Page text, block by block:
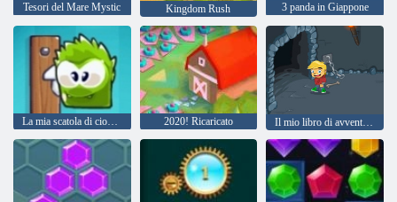
Tesori del Mare Mystic Kingdom Rush 3 panda in Giappone
La mia scatola di cioccolatini 2020! Ricaricato Il mio libro di avventura 2